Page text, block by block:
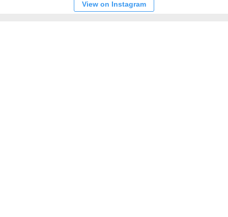
View on Instagram